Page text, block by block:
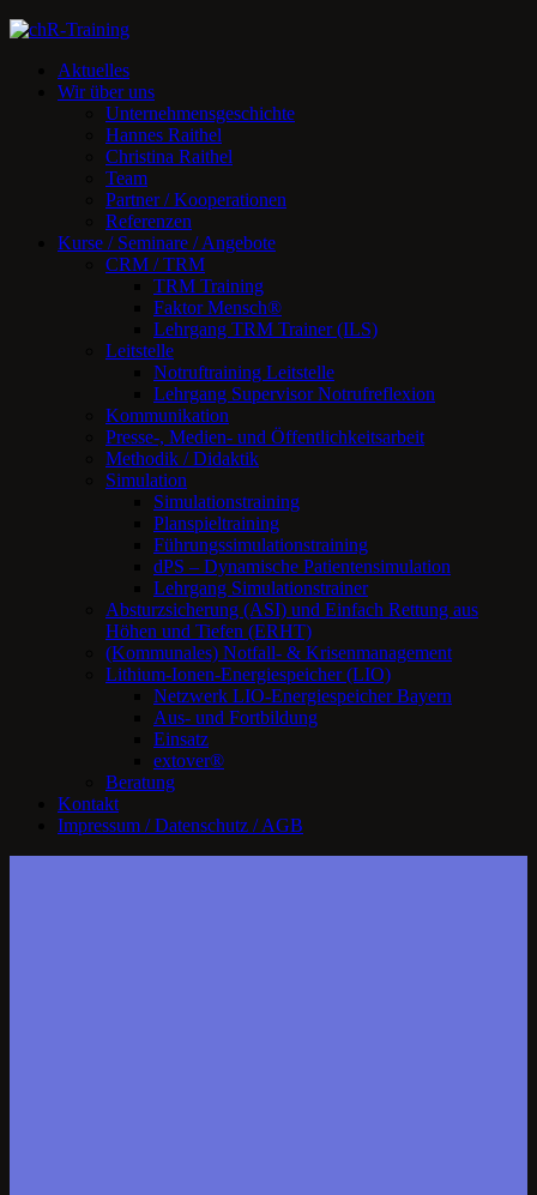
Aktuelles
Wir über uns
Unternehmensgeschichte
Hannes Raithel
Christina Raithel
Team
Partner / Kooperationen
Referenzen
Kurse / Seminare / Angebote
CRM / TRM
TRM Training
Faktor Mensch®
Lehrgang TRM Trainer (ILS)
Leitstelle
Notruftraining Leitstelle
Lehrgang Supervisor Notrufreflexion
Kommunikation
Presse-, Medien- und Öffentlichkeitsarbeit
Methodik / Didaktik
Simulation
Simulationstraining
Planspieltraining
Führungssimulationstraining
dPS – Dynamische Patientensimulation
Lehrgang Simulationstrainer
Absturzsicherung (ASI) und Einfach Rettung aus
Höhen und Tiefen (ERHT)
(Kommunales) Notfall- & Krisenmanagement
Lithium-Ionen-Energiespeicher (LIO)
Netzwerk LIO-Energiespeicher Bayern
Aus- und Fortbildung
Einsatz
extover®
Beratung
Kontakt
Impressum / Datenschutz / AGB